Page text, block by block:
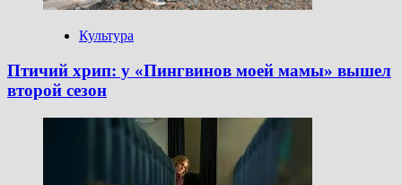
Культура
Птичий хрип: у «Пингвинов моей мамы» вышел
второй сезон